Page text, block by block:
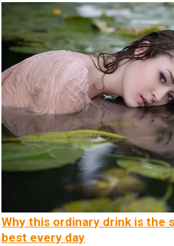
Why this ordinary drink is the
best every day